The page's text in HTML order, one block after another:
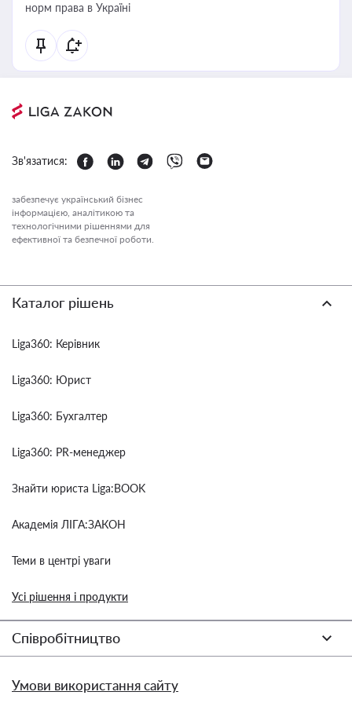
норм права в Україні
Зв'язатися:
забезпечує український бізнес
інформацією, аналітикою та
технологічними рішеннями для
ефективної та безпечної роботи.
Каталог рішень
Liga360: Керівник
Liga360: Юрист
Liga360: Бухгалтер
Liga360: PR-менеджер
Знайти юриста Liga:BOOK
Академія ЛІГА:ЗАКОН
Теми в центрі уваги
Усі рішення і продукти
Співробітництво
Умови використання сайту